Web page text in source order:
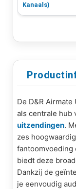
Kanaals)
De D&R Airmate
als centrale hub
uitzendingen.
zes
biedt deze
Dankzij de
je eenvoudig